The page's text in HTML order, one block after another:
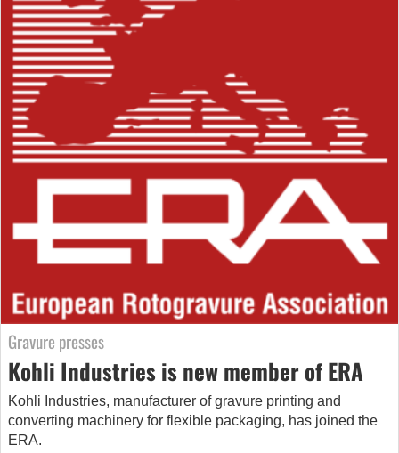
Gravure presses
Kohli Industries is new member of ERA
Kohli Industries, manufacturer of gravure printing and
converting machinery for flexible packaging, has joined the
ERA.